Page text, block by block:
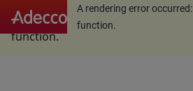
A rendering error occurred:
function.
A rendering error occurred:
function.